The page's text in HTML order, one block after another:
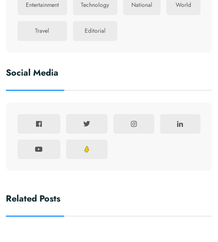
Entertainment Technology National World
Travel Editorial
Social Media
Related Posts